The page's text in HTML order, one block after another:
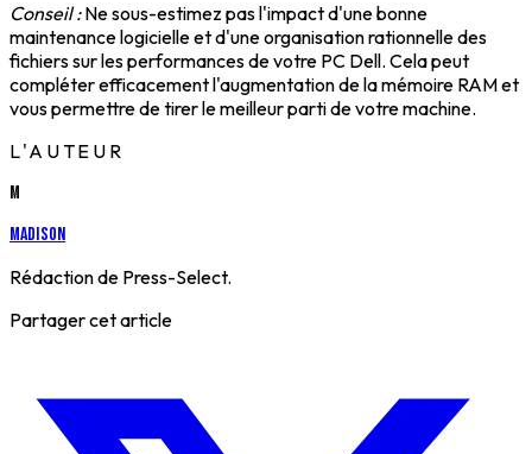
Conseil :Ne sous-estimez pas l'impact d'une bonne
maintenance logicielle et d'une organisation rationnelle des
fichiers sur les performances de votre PC Dell. Cela peut
compléter efficacement l'augmentation de la mémoire RAM et
vous permettre de tirer le meilleur parti de votre machine.
L'AUTEUR
M
Madison
Rédaction de Press-Select.
Partager cet article